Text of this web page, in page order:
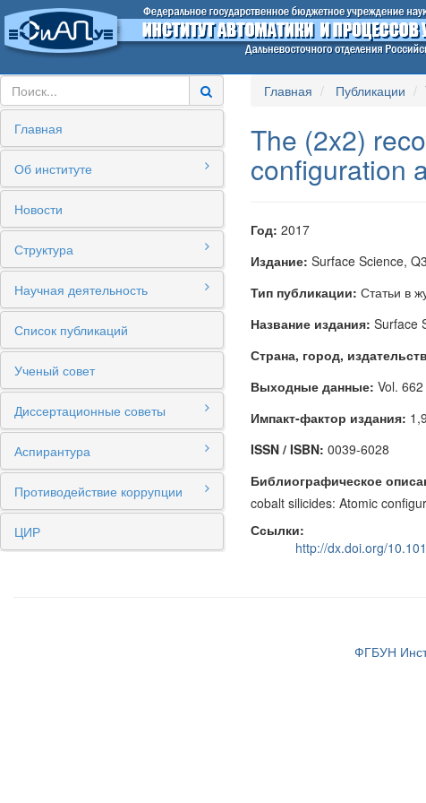
Главная
Об институте
Новости
Структура
Научная деятельность
Список публикаций
Ученый совет
Диссертационные советы
Аспирантура
Противодействие коррупции
ЦИР
Главная Публикации
The (2x2)
configuration
Год: 2017
Издание: Surface Science, Q3
Тип публикации: Статьи в
Название издания: Surface
Страна, город,
Выходные данные: Vol. 662
Импакт-фактор издания:
ISSN / ISBN: 0039-6028
Библиографическое
cobalt silicides: Atomic
Ссылки:
http://dx.doi.org/
ФГБУН